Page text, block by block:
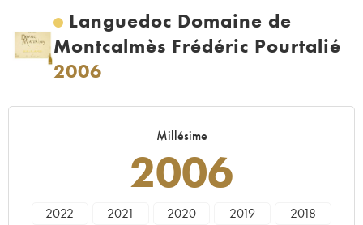
Languedoc Domaine de
Montcalmès Frédéric Pourtalié
2006
Millésime
2006
2022 2021 2020 2019
2018